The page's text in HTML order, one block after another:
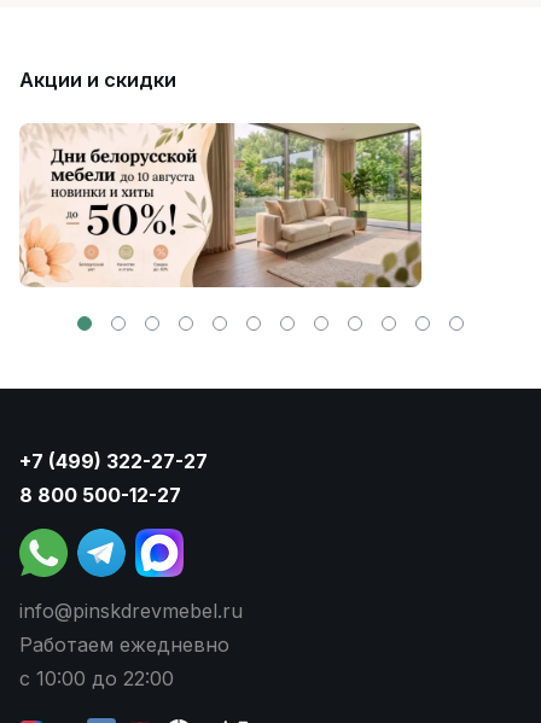
Акции и скидки
+7 (499) 322-27-27
8 800 500-12-27
info@pinskdrevmebel.ru
Работаем ежедневно
с 10:00 до 22:00